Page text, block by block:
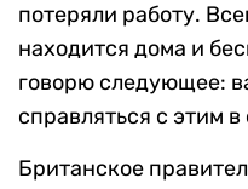
потеряли работу.
находится дома и
говорю следующее:
справляться с этим
Британское